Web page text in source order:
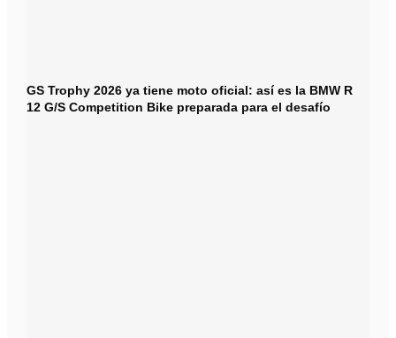
GS Trophy 2026 ya tiene moto oficial: así es la BMW R
12 G/S Competition Bike preparada para el desafío